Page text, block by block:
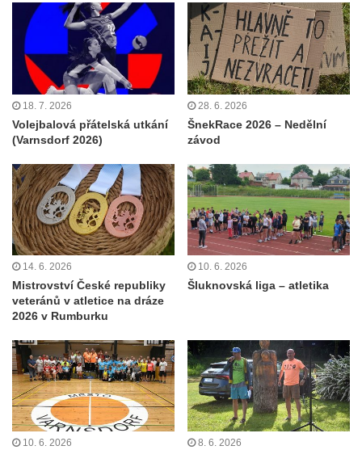
18. 7. 2026
Volejbalová přátelská utkání
(Varnsdorf 2026)
28. 6. 2026
ŠnekRace 2026 – Nedělní
závod
14. 6. 2026
Mistrovství České republiky
veteránů v atletice na dráze
2026 v Rumburku
10. 6. 2026
Šluknovská liga – atletika
10. 6. 2026 8. 6. 2026